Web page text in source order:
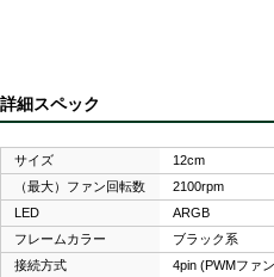
詳細スペック
サイズ
12cm
（最大）ファン回転数
2100rpm
LED
ARGB
フレームカラー
ブラック系
接続方式
4pin (PWMファ